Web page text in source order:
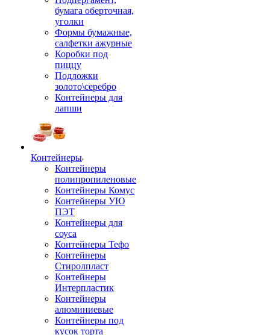
бумага оберточная,
уголки
Формы бумажные,
салфетки ажурные
Коробки под
пиццу
Подложки
золото\серебро
Контейнеры для
лапши
Контейнеры
Контейнеры
полипропиленовые
Контейнеры Комус
Контейнеры УЮ
ПЭТ
Контейнеры для
соуса
Контейнеры Тефо
Контейнеры
Стиролпласт
Контейнеры
Интерпластик
Контейнеры
алюминиевые
Контейнеры под
кусок торта